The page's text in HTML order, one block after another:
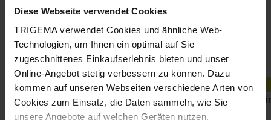
Diese Webseite verwendet Cookies
TRIGEMA verwendet Cookies und ähnliche Web-
Technologien, um Ihnen ein optimal auf Sie
zugeschnittenes Einkaufserlebnis bieten und unser
Online-Angebot stetig verbessern zu können. Dazu
kommen auf unseren Webseiten verschiedene Arten von
Cookies zum Einsatz, die Daten sammeln, wie Sie
unsere Angebote auf welchen Geräten nutzen.
+1
T-Shirt DELUXE Cotton with crystal stones T-